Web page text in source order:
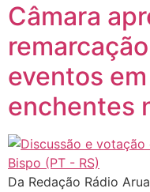
Câmara
eventos
enchentes
Da Redação Rádio